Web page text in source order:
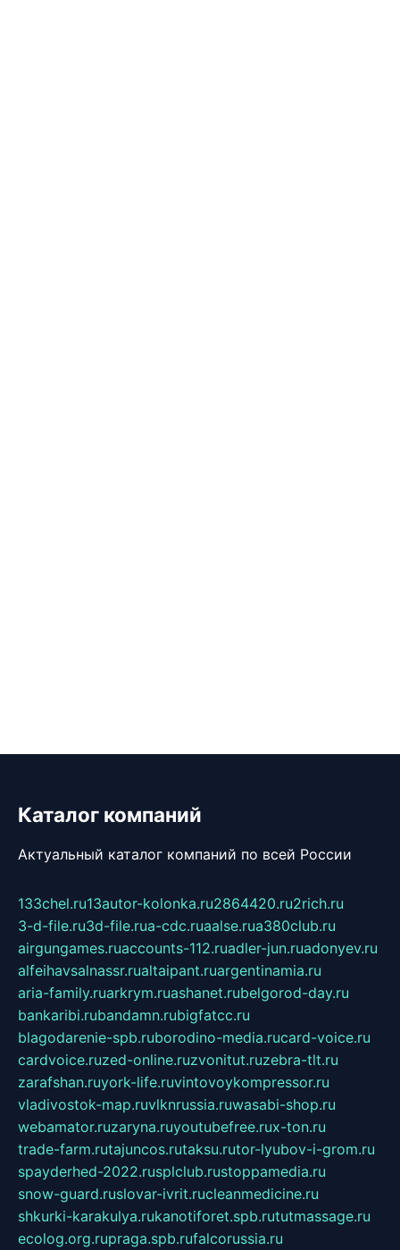
Каталог компаний
Актуальный каталог компаний по всей России
133chel.ru13autor-kolonka.ru2864420.ru2rich.ru
3-d-file.ru3d-file.rua-cdc.ruaalse.rua380club.ru
airgungames.ruaccounts-112.ruadler-jun.ruadonyev.ru
alfeihavsalnassr.rualtaipant.ruargentinamia.ru
aria-family.ruarkrym.ruashanet.rubelgorod-day.ru
bankaribi.rubandamn.rubigfatcc.ru
blagodarenie-spb.ruborodino-media.rucard-voice.ru
cardvoice.ruzed-online.ruzvonitut.ruzebra-tlt.ru
zarafshan.ruyork-life.ruvintovoykompressor.ru
vladivostok-map.ruvlknrussia.ruwasabi-shop.ru
webamator.ruzaryna.ruyoutubefree.rux-ton.ru
trade-farm.rutajuncos.rutaksu.rutor-lyubov-i-grom.ru
spayderhed-2022.rusplclub.rustoppamedia.ru
snow-guard.ruslovar-ivrit.rucleanmedicine.ru
shkurki-karakulya.rukanotiforet.spb.rututmassage.ru
ecolog.org.rupraga.spb.rufalcorussia.ru